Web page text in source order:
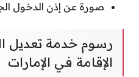
صورة عن إذن الدخول
رسوم خدمة تعديل
الإقامة في الإمارات